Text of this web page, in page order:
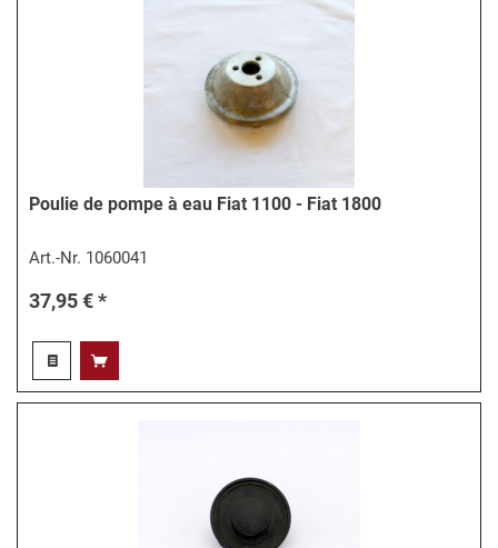
Poulie de pompe à eau Fiat 1100 - Fiat 1800
Art.-Nr. 1060041
37,95 € *